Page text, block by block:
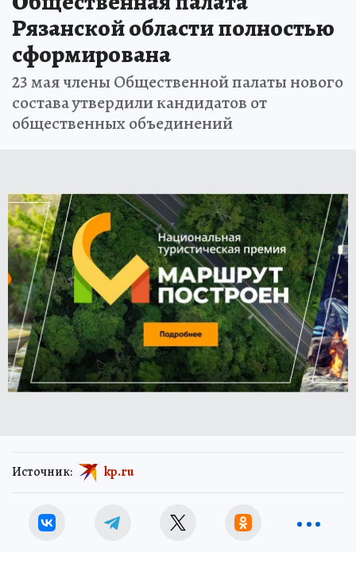
Рязанской области полностью
сформирована
23 мая члены Общественной палаты нового
состава утвердили кандидатов от
общественных объединений
Источник: kp.ru